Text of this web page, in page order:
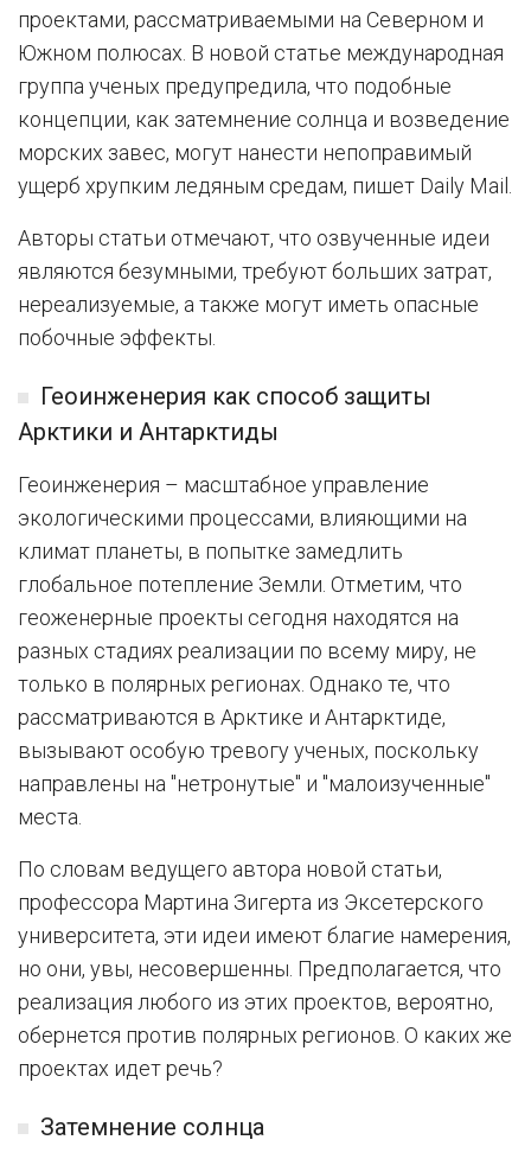
проектами, рассматриваемыми на Северном и
Южном полюсах. В новой статье международная
группа ученых предупредила, что подобные
концепции, как затемнение солнца и возведение
морских завес, могут нанести непоправимый
ущерб хрупким ледяным средам, пишет Daily Mail.
Авторы статьи отмечают, что озвученные идеи
являются безумными, требуют больших затрат,
нереализуемые, а также могут иметь опасные
побочные эффекты.
Геоинженерия как способ защиты
Арктики и Антарктиды
Геоинженерия – масштабное управление
экологическими процессами, влияющими на
климат планеты, в попытке замедлить
глобальное потепление Земли. Отметим, что
геоженерные проекты сегодня находятся на
разных стадиях реализации по всему миру, не
только в полярных регионах. Однако те, что
рассматриваются в Арктике и Антарктиде,
вызывают особую тревогу ученых, поскольку
направлены на "нетронутые" и "малоизученные"
места.
По словам ведущего автора новой статьи,
профессора Мартина Зигерта из Эксетерского
университета, эти идеи имеют благие намерения,
но они, увы, несовершенны. Предполагается, что
реализация любого из этих проектов, вероятно,
обернется против полярных регионов. О каких же
проектах идет речь?
Затемнение солнца